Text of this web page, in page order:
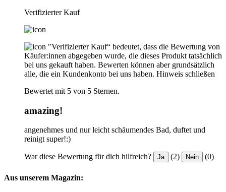
Verifizierter Kauf
"Verifizierter Kauf“ bedeutet, dass die Bewertung von
Käufer:innen abgegeben wurde, die dieses Produkt tatsächlich
bei uns gekauft haben. Bewerten können aber grundsätzlich
alle, die ein Kundenkonto bei uns haben. Hinweis schließen
Bewertet mit 5 von 5 Sternen.
amazing!
angenehmes und nur leicht schäumendes Bad, duftet und
reinigt super!:)
War diese Bewertung für dich hilfreich? Ja (2) Nein (0)
Aus unserem Magazin: